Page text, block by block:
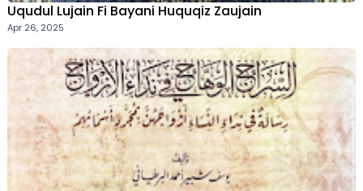
Uqudul Lujain Fi Bayani Huquqiz Zaujain
Apr 26, 2025